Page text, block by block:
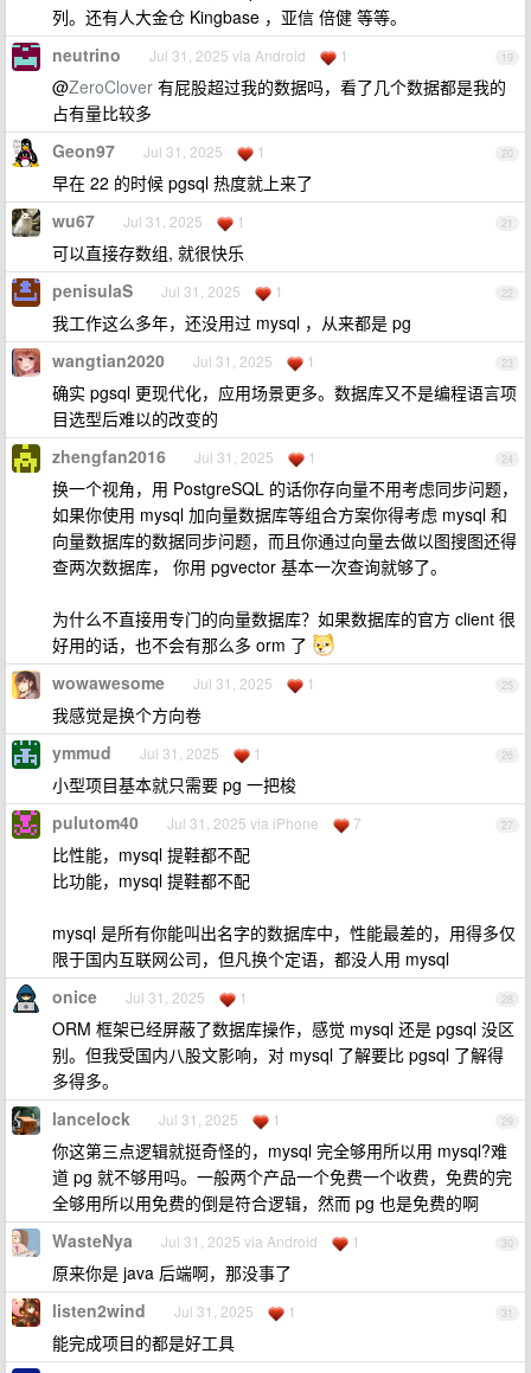
列。还有人大金仓 Kingbase ，亚信 倍健 等等。
19
neutrino Jul 31, 2025 via Android 1
@ZeroClover 有屁股超过我的数据吗，看了几个数据都是我的
占有量比较多
20
Geon97 Jul 31, 2025 1
早在 22 的时候 pgsql 热度就上来了
21
wu67 Jul 31, 2025 1
可以直接存数组, 就很快乐
22
penisulaS Jul 31, 2025 1
我工作这么多年，还没用过 mysql ，从来都是 pg
23
wangtian2020 Jul 31, 2025 1
确实 pgsql 更现代化，应用场景更多。数据库又不是编程语言项
目选型后难以的改变的
24
zhengfan2016 Jul 31, 2025 1
换一个视角，用 PostgreSQL 的话你存向量不用考虑同步问题，
如果你使用 mysql 加向量数据库等组合方案你得考虑 mysql 和
向量数据库的数据同步问题，而且你通过向量去做以图搜图还得
查两次数据库， 你用 pgvector 基本一次查询就够了。
为什么不直接用专门的向量数据库？如果数据库的官方 client 很
好用的话，也不会有那么多 orm 了
25
wowawesome Jul 31, 2025 1
我感觉是换个方向卷
26
ymmud Jul 31, 2025 1
小型项目基本就只需要 pg 一把梭
27
pulutom40 Jul 31, 2025 via iPhone 7
比性能，mysql 提鞋都不配
比功能，mysql 提鞋都不配
mysql 是所有你能叫出名字的数据库中，性能最差的，用得多仅
限于国内互联网公司，但凡换个定语，都没人用 mysql
28
onice Jul 31, 2025 1
ORM 框架已经屏蔽了数据库操作，感觉 mysql 还是 pgsql 没区
别。但我受国内八股文影响，对 mysql 了解要比 pgsql 了解得
多得多。
29
lancelock Jul 31, 2025 1
你这第三点逻辑就挺奇怪的，mysql 完全够用所以用 mysql?难
道 pg 就不够用吗。一般两个产品一个免费一个收费，免费的完
全够用所以用免费的倒是符合逻辑，然而 pg 也是免费的啊
30
WasteNya Jul 31, 2025 via Android 1
原来你是 java 后端啊，那没事了
31
listen2wind Jul 31, 2025 1
能完成项目的都是好工具